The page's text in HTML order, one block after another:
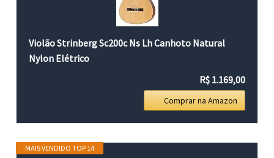
Violão Strinberg Sc200c Ns Lh Canhoto Natural
Nylon Elétrico
R$ 1.169,00
Comprar na Amazon
MAIS VENDIDO TOP 14